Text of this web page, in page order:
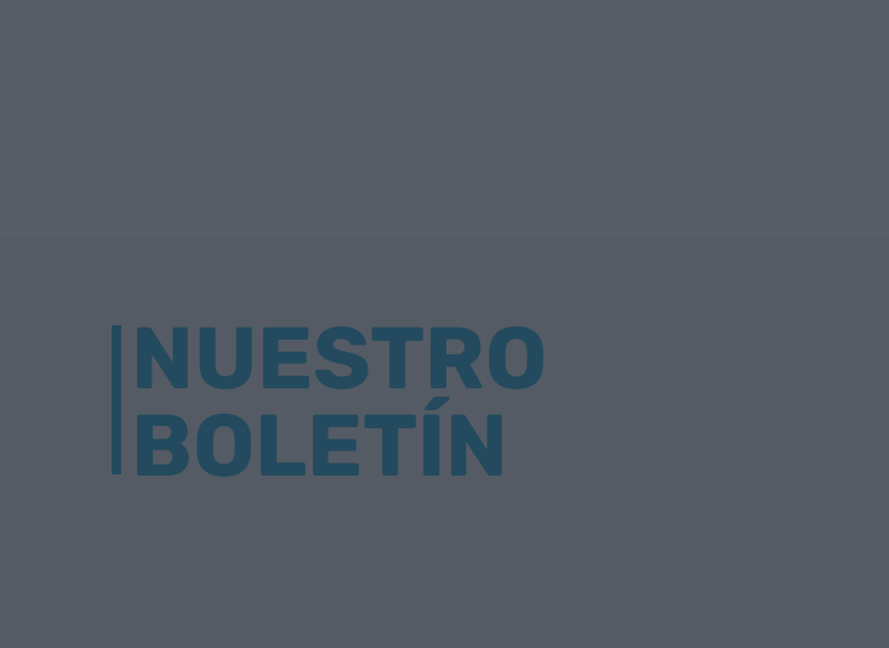
NUESTRO
BOLETÍN